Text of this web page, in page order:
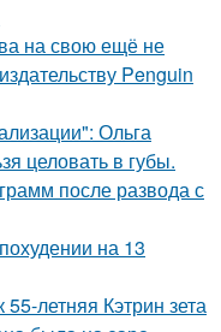
на свою ещё не
Penguin
Ольга
целовать в губы.
после развода с
на 13
летняя Кэтрин зета